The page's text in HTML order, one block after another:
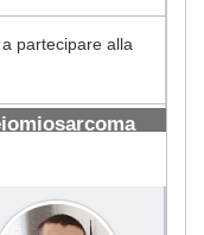
a partecipare alla